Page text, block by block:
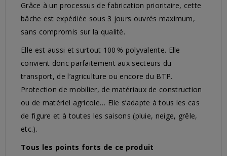
Grâce à un processus de fabrication prioritaire, cette
bâche est expédiée sous 3 jours ouvrés maximum,
sans compromis sur la qualité.
Elle est aussi et surtout 100 % polyvalente. Elle
convient donc parfaitement aux secteurs du
transport, de l’agriculture ou encore du BTP.
Protection de mobilier, de matériaux de construction
ou de matériel agricole… Elle s’adapte à tous les cas
de figure et à toutes les saisons (pluie, neige, grêle,
etc.).
Tous les points forts de ce produit